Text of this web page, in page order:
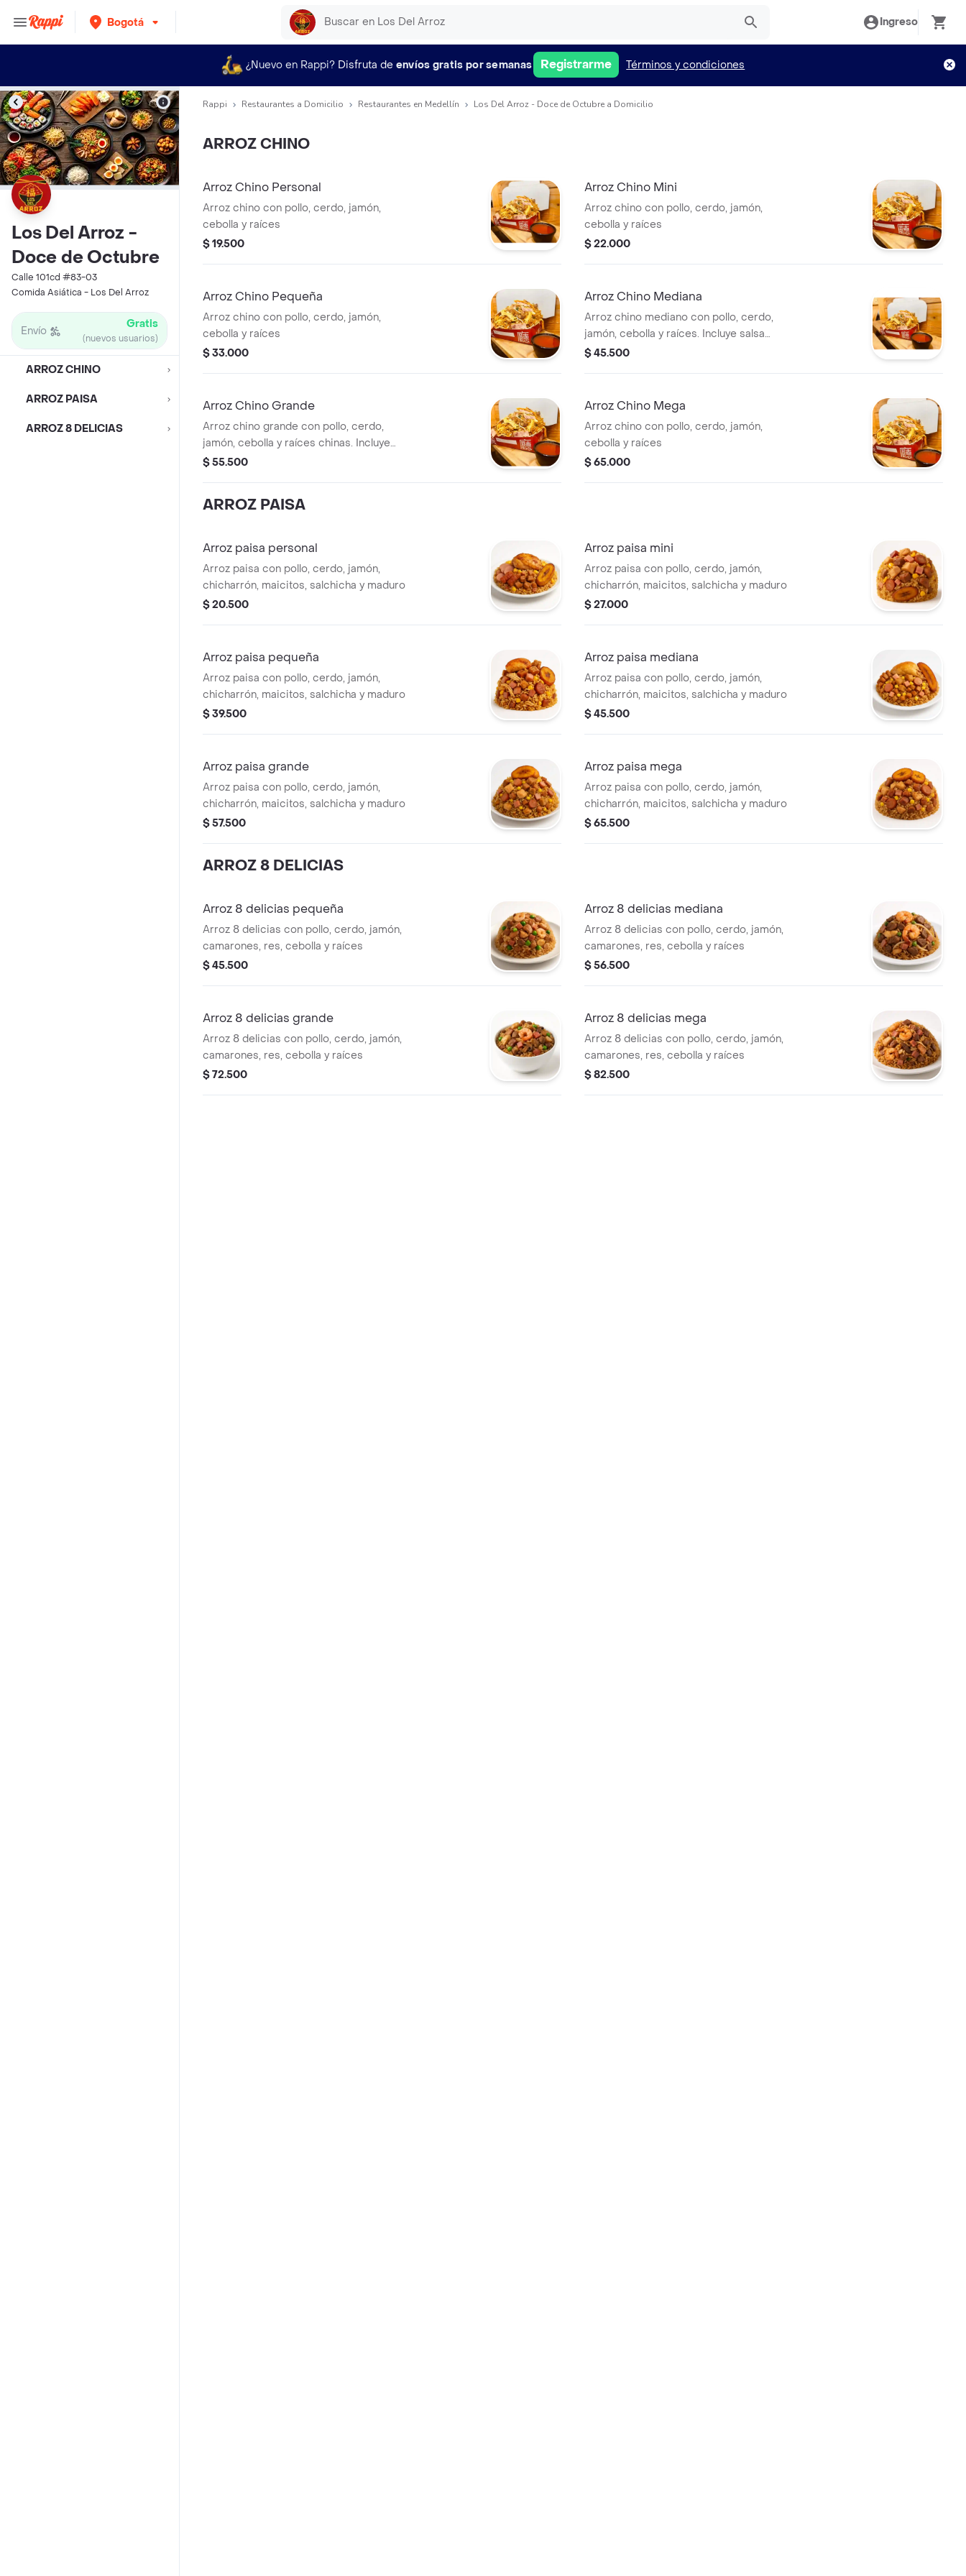
Bogotá Ingreso
¿Nuevo en Rappi? Disfruta de envíos gratis por semanas Registrarme Términos y condiciones
Los Del Arroz -
Doce de Octubre
Calle 101cd #83-03
Comida Asiática - Los Del Arroz
Envío Gratis
(nuevos usuarios)
ARROZ CHINO
ARROZ PAISA
ARROZ 8 DELICIAS
Rappi Restaurantes a Domicilio Restaurantes en Medellín Los Del Arroz - Doce de Octubre a Domicilio
ARROZ CHINO
Arroz Chino Personal
Arroz chino con pollo, cerdo, jamón,
cebolla y raíces
$ 19.500
Arroz Chino Mini
Arroz chino con pollo, cerdo, jamón,
cebolla y raíces
$ 22.000
Arroz Chino Pequeña
Arroz chino con pollo, cerdo, jamón,
cebolla y raíces
$ 33.000
Arroz Chino Mediana
Arroz chino mediano con pollo, cerdo,
jamón, cebolla y raíces. Incluye salsa
aparte.
$ 45.500
Arroz Chino Grande
Arroz chino grande con pollo, cerdo,
jamón, cebolla y raíces chinas. Incluye
huevo y salsa aparte.
$ 55.500
Arroz Chino Mega
Arroz chino con pollo, cerdo, jamón,
cebolla y raíces
$ 65.000
ARROZ PAISA
Arroz paisa personal
Arroz paisa con pollo, cerdo, jamón,
chicharrón, maicitos, salchicha y maduro
$ 20.500
Arroz paisa mini
Arroz paisa con pollo, cerdo, jamón,
chicharrón, maicitos, salchicha y maduro
$ 27.000
Arroz paisa pequeña
Arroz paisa con pollo, cerdo, jamón,
chicharrón, maicitos, salchicha y maduro
$ 39.500
Arroz paisa mediana
Arroz paisa con pollo, cerdo, jamón,
chicharrón, maicitos, salchicha y maduro
$ 45.500
Arroz paisa grande
Arroz paisa con pollo, cerdo, jamón,
chicharrón, maicitos, salchicha y maduro
$ 57.500
Arroz paisa mega
Arroz paisa con pollo, cerdo, jamón,
chicharrón, maicitos, salchicha y maduro
$ 65.500
ARROZ 8 DELICIAS
Arroz 8 delicias pequeña
Arroz 8 delicias con pollo, cerdo, jamón,
camarones, res, cebolla y raíces
$ 45.500
Arroz 8 delicias mediana
Arroz 8 delicias con pollo, cerdo, jamón,
camarones, res, cebolla y raíces
$ 56.500
Arroz 8 delicias grande
Arroz 8 delicias con pollo, cerdo, jamón,
camarones, res, cebolla y raíces
$ 72.500
Arroz 8 delicias mega
Arroz 8 delicias con pollo, cerdo, jamón,
camarones, res, cebolla y raíces
$ 82.500